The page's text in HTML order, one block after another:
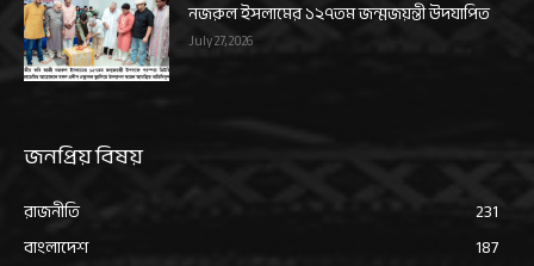
নজরুল ইসলামের ১২৭তম জন্মজয়ন্তী উদযাপিত
July 27, 2026
জনপ্রিয় বিষয়
রাজনীতি
231
বাংলাদেশ
187